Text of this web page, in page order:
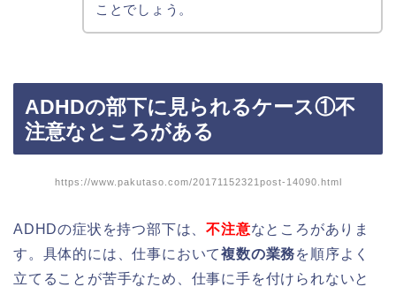
ことでしょう。
ADHDの部下に見られるケース①不
注意なところがある
https://www.pakutaso.com/20171152321post-14090.html
ADHDの症状を持つ部下は、不注意なところがありま
す。具体的には、仕事において複数の業務を順序よく
立てることが苦手なため、仕事に手を付けられないと